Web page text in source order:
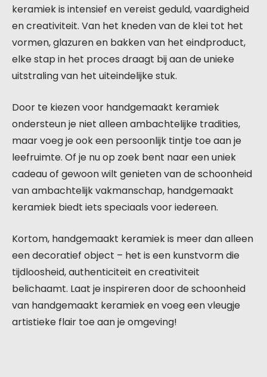
keramiek is intensief en vereist geduld, vaardigheid
en creativiteit. Van het kneden van de klei tot het
vormen, glazuren en bakken van het eindproduct,
elke stap in het proces draagt bij aan de unieke
uitstraling van het uiteindelijke stuk.
Door te kiezen voor handgemaakt keramiek
ondersteun je niet alleen ambachtelijke tradities,
maar voeg je ook een persoonlijk tintje toe aan je
leefruimte. Of je nu op zoek bent naar een uniek
cadeau of gewoon wilt genieten van de schoonheid
van ambachtelijk vakmanschap, handgemaakt
keramiek biedt iets speciaals voor iedereen.
Kortom, handgemaakt keramiek is meer dan alleen
een decoratief object – het is een kunstvorm die
tijdloosheid, authenticiteit en creativiteit
belichaamt. Laat je inspireren door de schoonheid
van handgemaakt keramiek en voeg een vleugje
artistieke flair toe aan je omgeving!